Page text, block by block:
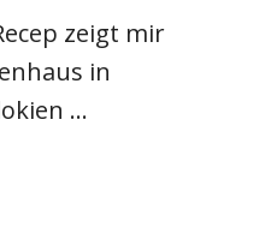
zeigt mir
in
…